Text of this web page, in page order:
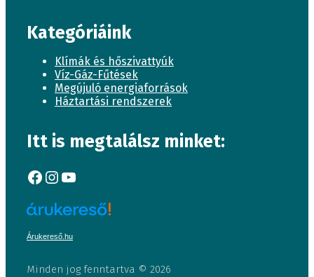
Kategóriáink
Klímák és hőszivattyúk
Víz-Gáz-Fűtések
Megújuló energiaforrások
Háztartási rendszerek
Itt is megtalálsz minket:
Facebook
Instagram
YouTube
Árukereső.hu
Minden jog fenntartva © 2026